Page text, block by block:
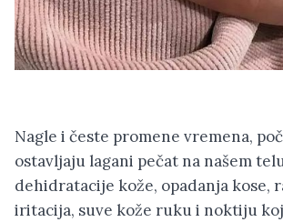
Nagle i česte promene vremena,
ostavljaju lagani pečat na našem
dehidratacije kože, opadanja kose,
iritacija, suve kože ruku i noktiju